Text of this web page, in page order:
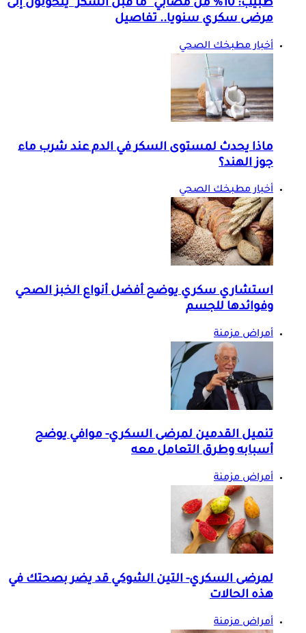
طبيب: 10% من مصابي "ما قبل السكر" يتحولون إلى
مرضى سكري سنويا.. تفاصيل
أخبار مطبخك الصحي
ماذا يحدث لمستوى السكر في الدم عند شرب ماء
جوز الهند؟
أخبار مطبخك الصحي
استشاري سكري يوضح أفضل أنواع الخبز الصحي
وفوائدها للجسم
أمراض مزمنة
تنميل القدمين لمرضى السكري- موافي يوضح
أسبابه وطرق التعامل معه
أمراض مزمنة
لمرضى السكري- التين الشوكي قد يضر بصحتك في
هذه الحالات
أمراض مزمنة